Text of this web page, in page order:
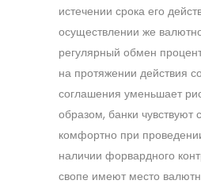
истечении срока его
осуществлении же
регулярный обмен
на протяжении действия
соглашения уменьшает
образом, банки чувствуют
комфортно при
наличии форвардного
свопе имеют место